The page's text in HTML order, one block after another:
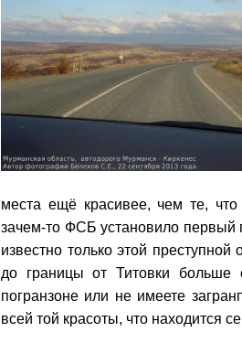
места ещё красивее, чем те, что
зачем-то ФСБ установило первый
известно только этой
до границы от Титовки
погранзоне или не имеете
всей той красоты, что находится